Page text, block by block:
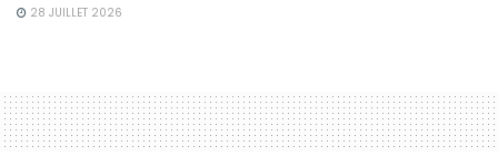
28 JUILLET 2026